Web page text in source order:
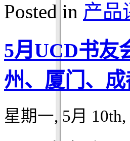
Posted in 产品
5月UCD书友
州、厦门、成
星期一, 5月 10th,